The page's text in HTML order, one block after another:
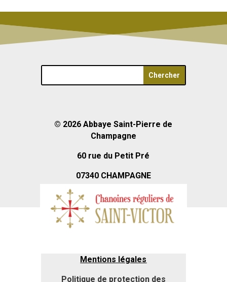
© 2026Abbaye Saint-Pierre de
Champagne
60 rue du Petit Pré
07340 CHAMPAGNE
Mentions légales
Politique de protection des